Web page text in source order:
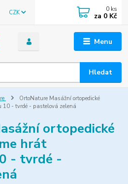
Menu
CZK
Hledat
0 ks
za 0 Kč
OrtoNature Masážní ortopedické
10 - tvrdé - pastelová zelená
ortopedické
hrát
- tvrdé -